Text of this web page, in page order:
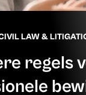
LAW &
regels